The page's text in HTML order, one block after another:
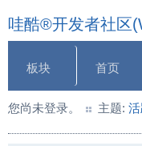
哇酷®开发者社区
板块 首页
您尚未登录。 主题: